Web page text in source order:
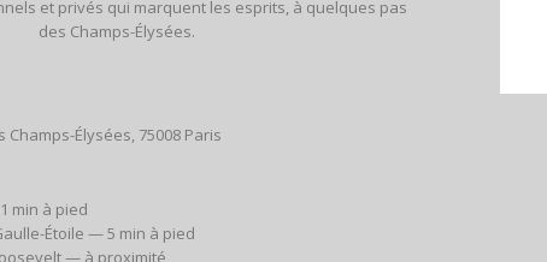
et privés qui marquent les esprits, à quelques pas
des Champs-Élysées.
Élysées, 75008 Paris
min à pied
Étoile — 5 min à pied
— à proximité